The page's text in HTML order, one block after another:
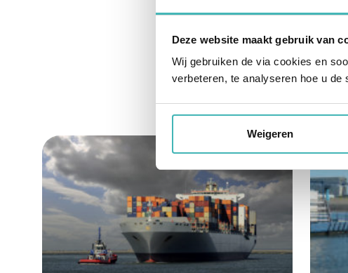
Deze website maakt gebruik van
Wij gebruiken de via cookies en
verbeteren, te analyseren hoe u
Weigeren